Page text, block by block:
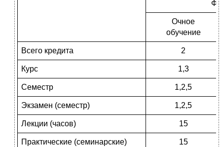
Очное
обучение
Всего кредита 2
Курс 1,3
Семестр 1,2,5
Экзамен (семестр) 1,2,5
Лекции (часов) 15
Практические (семинарские)
15